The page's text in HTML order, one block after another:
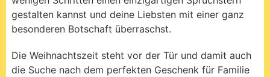
Die Weihnachtszeit steht vor der Tür und damit auch
die Suche nach dem perfekten Geschenk für Familie